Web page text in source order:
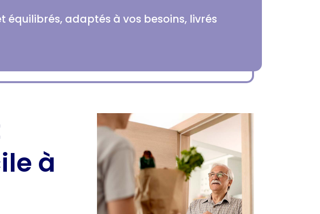
équilibrés, adaptés à vos besoins, livrés
à